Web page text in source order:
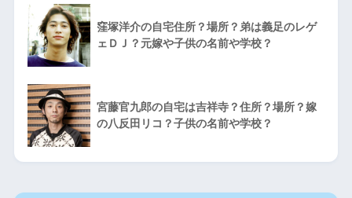
窪塚洋介の自宅住所？場所？弟は義足のレゲ
ェＤＪ？元嫁や子供の名前や学校？
宮藤官九郎の自宅は吉祥寺？住所？場所？嫁
の八反田リコ？子供の名前や学校？